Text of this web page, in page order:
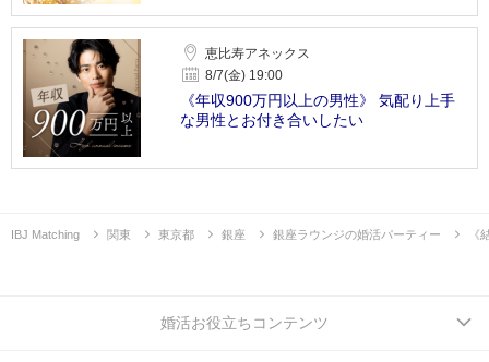
恵比寿アネックス
8/7(金) 19:00
《年収900万円以上の男性》 気配り上手
な男性とお付き合いしたい
IBJ Matching 関東 東京都 銀座 銀座ラウンジの婚活パーティー 《
婚活お役立ちコンテンツ